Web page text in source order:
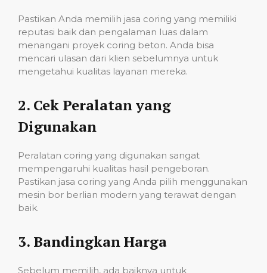
Pastikan Anda memilih jasa coring yang memiliki
reputasi baik dan pengalaman luas dalam
menangani proyek coring beton. Anda bisa
mencari ulasan dari klien sebelumnya untuk
mengetahui kualitas layanan mereka.
2. Cek Peralatan yang
Digunakan
Peralatan coring yang digunakan sangat
mempengaruhi kualitas hasil pengeboran.
Pastikan jasa coring yang Anda pilih menggunakan
mesin bor berlian modern yang terawat dengan
baik.
3. Bandingkan Harga
Sebelum memilih, ada baiknya untuk